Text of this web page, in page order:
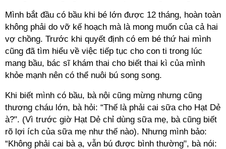
Mình bắt đầu có bầu khi bé lớn được 12 tháng, hoàn toàn
không phải do vỡ kế hoạch mà là mong muốn của cả hai
vợ chồng. Trước khi quyết định có em bé thứ hai mình
cũng đã tìm hiểu về việc tiếp tục cho con ti trong lúc
mang bầu, bác sĩ khám thai cho biết thai kì của mình
khỏe mạnh nên có thể nuôi bú song song.
Khi biết mình có bầu, bà nội cũng mừng nhưng cũng
thương cháu lớn, bà hỏi: “Thế là phải cai sữa cho Hạt Dẻ
à?". (Vì trước giờ Hạt Dẻ chỉ dùng sữa mẹ, bà cũng biết
rõ lợi ích của sữa mẹ như thế nào). Nhưng mình bảo:
“Không phải cai bà ạ, vẫn bú được bình thường", bà nói: